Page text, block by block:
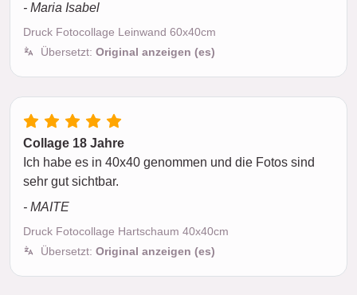
- Maria Isabel
Druck Fotocollage Leinwand 60x40cm
Übersetzt: Original anzeigen (es)
Collage 18 Jahre
Ich habe es in 40x40 genommen und die Fotos sind
sehr gut sichtbar.
- MAITE
Druck Fotocollage Hartschaum 40x40cm
Übersetzt: Original anzeigen (es)